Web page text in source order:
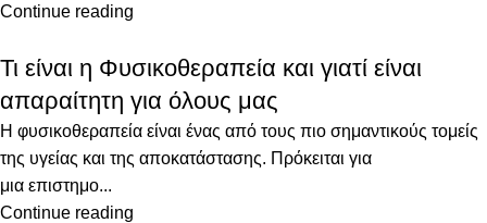
Continue reading
Τι είναι η Φυσικοθεραπεία και γιατί είναι
απαραίτητη για όλους μας
Η φυσικοθεραπεία είναι ένας από τους πιο σημαντικούς τομείς
της υγείας και της αποκατάστασης. Πρόκειται για
μια επιστημο...
Continue reading